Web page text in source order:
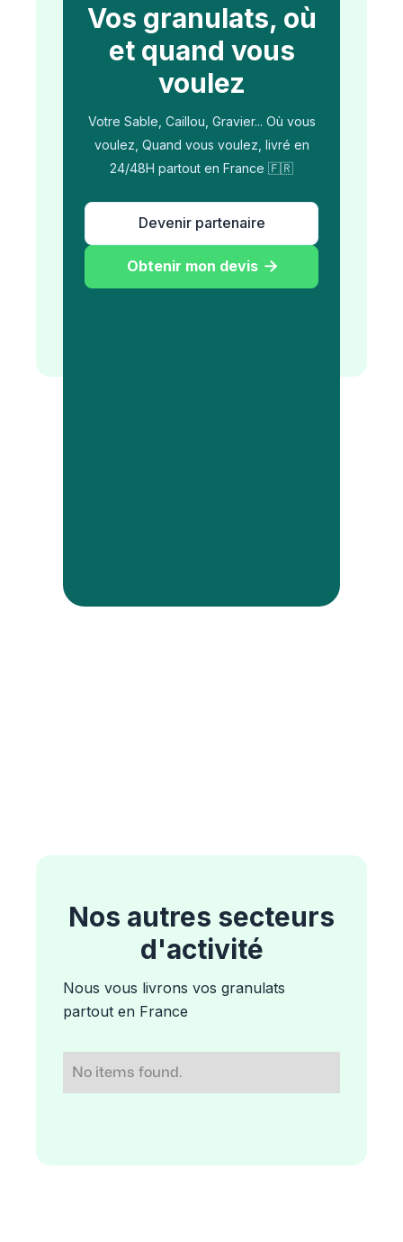
Vos granulats, où
et quand vous
voulez
Votre Sable, Caillou, Gravier... Où vous
voulez, Quand vous voulez, livré en
24/48H partout en France 🇫🇷
Devenir partenaire
Obtenir mon devis 
Nos autres secteurs
d'activité
Nous vous livrons vos granulats
partout en France
No items found.